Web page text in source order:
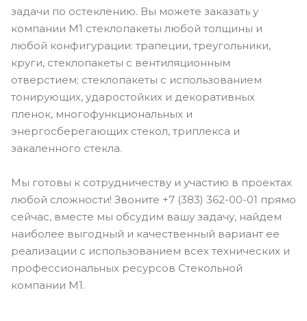
задачи по остеклению. Вы можете заказать у
компании М1 стеклопакеты любой толщины и
любой конфигурации: трапеции, треугольники,
круги, стеклопакеты с вентиляционным
отверстием; стеклопакеты с использованием
тонирующих, ударостойких и декоративных
пленок, многофункциональных и
энергосберегающих стекол, триплекса и
закаленного стекла.
Мы готовы к сотрудничеству и участию в проектах
любой сложности! Звоните +7 (383) 362-00-01 прямо
сейчас, вместе мы обсудим вашу задачу, найдем
наиболее выгодный и качественный вариант ее
реализации с использованием всех технических и
профессиональных ресурсов Стекольной
компании М1.